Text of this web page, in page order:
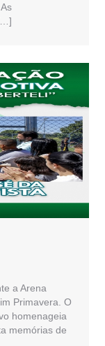
a Arena
Primavera. O
homenageia
memórias de